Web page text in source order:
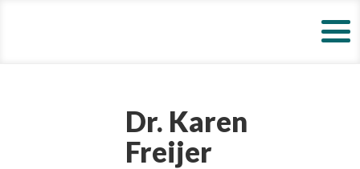
Dr. Karen
Freijer